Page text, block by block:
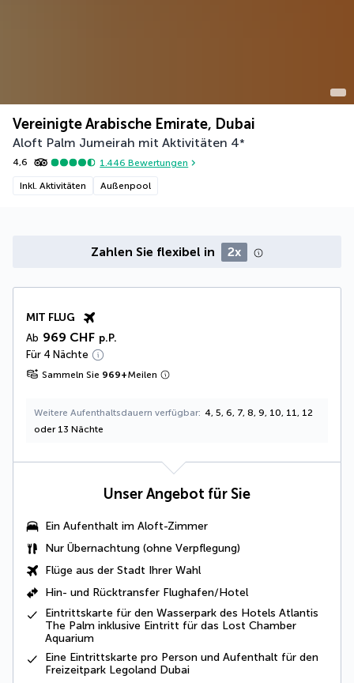
Vereinigte Arabische Emirate, Dubai
Aloft Palm Jumeirah mit Aktivitäten 4*
4,6 1.446 Bewertungen
Inkl. Aktivitäten Außenpool
Zahlen Sie flexibel in 2x
MIT FLUG
Ab 969 CHF p.P.
Für 4 Nächte
Sammeln Sie 969+Meilen
Weitere Aufenthaltsdauern verfügbar 4, 5, 6, 7, 8, 9, 10, 11, 12
oder 13 Nächte
Unser Angebot für Sie
Ein Aufenthalt im Aloft-Zimmer
Nur Übernachtung (ohne Verpflegung)
Flüge aus der Stadt Ihrer Wahl
Hin- und Rücktransfer Flughafen/Hotel
Eintrittskarte für den Wasserpark des Hotels Atlantis
The Palm inklusive Eintritt für das Lost Chamber
Aquarium
Eine Eintrittskarte pro Person und Aufenthalt für den
Freizeitpark Legoland Dubai